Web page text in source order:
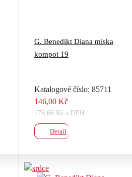
G. Benedikt Diana miska
kompot 19
Katalogové číslo: 85711
146,00 Kč
176,66 Kč s DPH
Detail